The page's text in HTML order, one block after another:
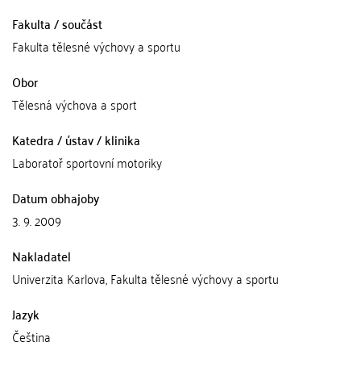
Fakulta / součást
Fakulta tělesné výchovy a sportu
Obor
Tělesná výchova a sport
Katedra / ústav / klinika
Laboratoř sportovní motoriky
Datum obhajoby
3. 9. 2009
Nakladatel
Univerzita Karlova, Fakulta tělesné výchovy a sportu
Jazyk
Čeština